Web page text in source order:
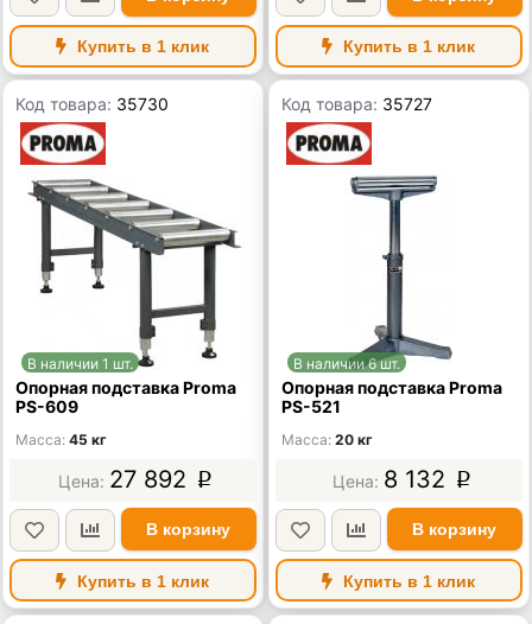
Купить в 1 клик Купить в 1 клик
Код товара: 35730
В наличии 1 шт.
Опорная подставка Proma
PS-609
Масса 45 кг
27 892 p
В корзину
Купить в 1 клик
Код товара: 35727
В наличии 6 шт.
Опорная подставка Proma
PS-521
Масса 20 кг
8 132 p
В корзину
Купить в 1 клик